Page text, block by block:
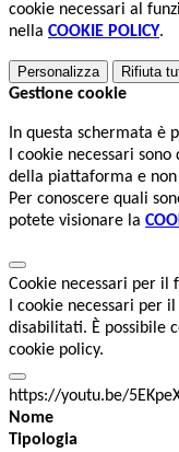
cookie necessari al
nella COOKIE POLICY.
Personalizza Rifiuta
Gestione cookie
In questa schermata è
I cookie necessari
della piattaforma e
Per conoscere quali
potete visionare la
Cookie necessari per il
I cookie necessari per
disabilitati. È possibile
cookie policy.
https://youtu.be/
Nome
Tipologia